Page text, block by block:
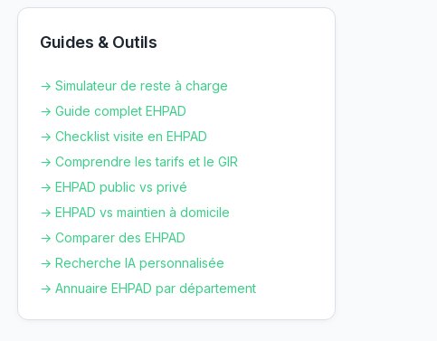
Guides & Outils
→ Simulateur de reste à charge
→ Guide complet EHPAD
→ Checklist visite en EHPAD
→ Comprendre les tarifs et le GIR
→ EHPAD public vs privé
→ EHPAD vs maintien à domicile
→ Comparer des EHPAD
→ Recherche IA personnalisée
→ Annuaire EHPAD par département